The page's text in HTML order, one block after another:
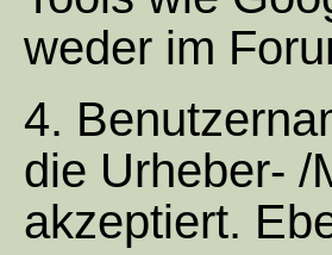
weder im
4.
die Urheber- /
akzeptiert.